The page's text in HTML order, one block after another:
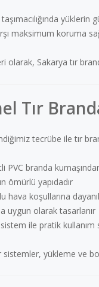
taşımacılığında
maksimum koruma
olarak, Sakarya tır
Tır
tecrübe ile tır
PVC branda
ömürlü yapıdadır
hava koşullarına
uygun olarak tasarlanır
sistem ile pratik kullanım
sistemler, yükleme ve